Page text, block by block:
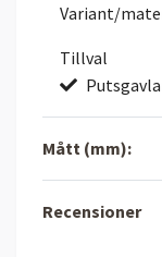
Variant/
Tillval
Mått (mm):
Recensioner